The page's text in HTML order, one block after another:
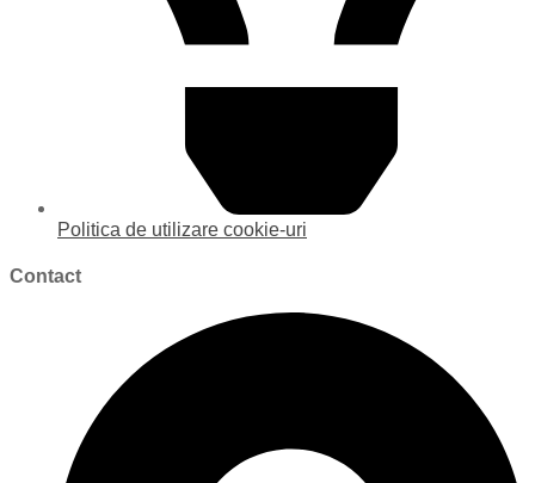
Politica de utilizare cookie-uri
Contact